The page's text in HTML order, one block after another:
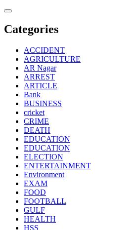
Skip
content
Categories
ACCIDENT
AGRICULTURE
AR Nagar
ARREST
ARTICLE
Bank
BUSINESS
cricket
CRIME
DEATH
EDUCATION
EDUCATION
ELECTION
ENTERTAINMENT
Environment
EXAM
FOOD
FOOTBALL
GULF
HEALTH
HSS